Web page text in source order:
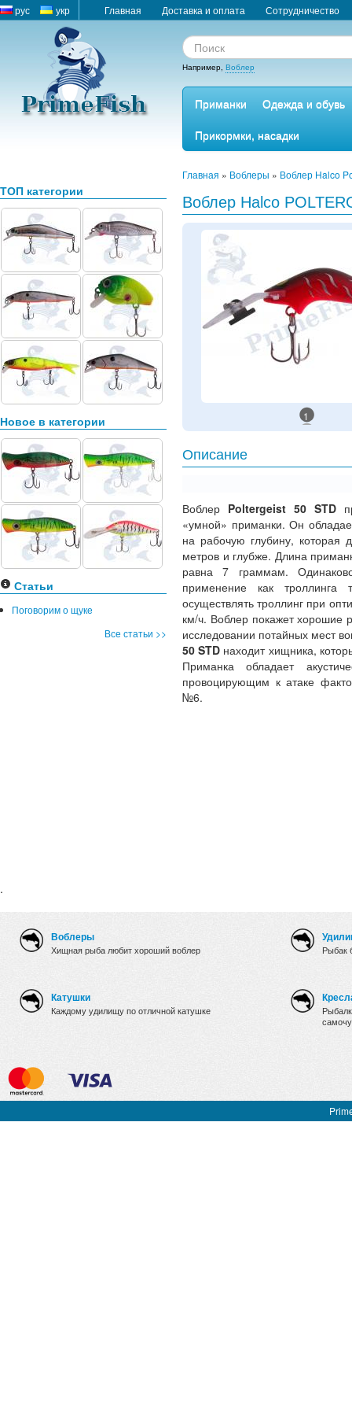
рус укр Главная Доставка и оплата Сотрудничество
Например, Воблер
Приманки
Одежда и обувь
Прикормки, насадки
ТОП категории
Новое в категории
Статьи
Поговорим о щуке
Все статьи >>
.
Главная » Воблеры » Воблер Halco
Воблер Halco
1
Описание
Воблер Poltergeist 50 STD
«умной» приманки. Он
на рабочую глубину,
метров и глубже. Длина
равна 7 граммам.
применение как троллинга
осуществлять троллинг при
км/ч. Воблер покажет хорошие
исследовании потайных мест
50 STD находит хищника,
Приманка обладает
провоцирующим к атаке
№6.
Воблеры
Хищная рыба любит хороший воблер
Катушки
Каждому удилищу по отличной катушке
Рыбак